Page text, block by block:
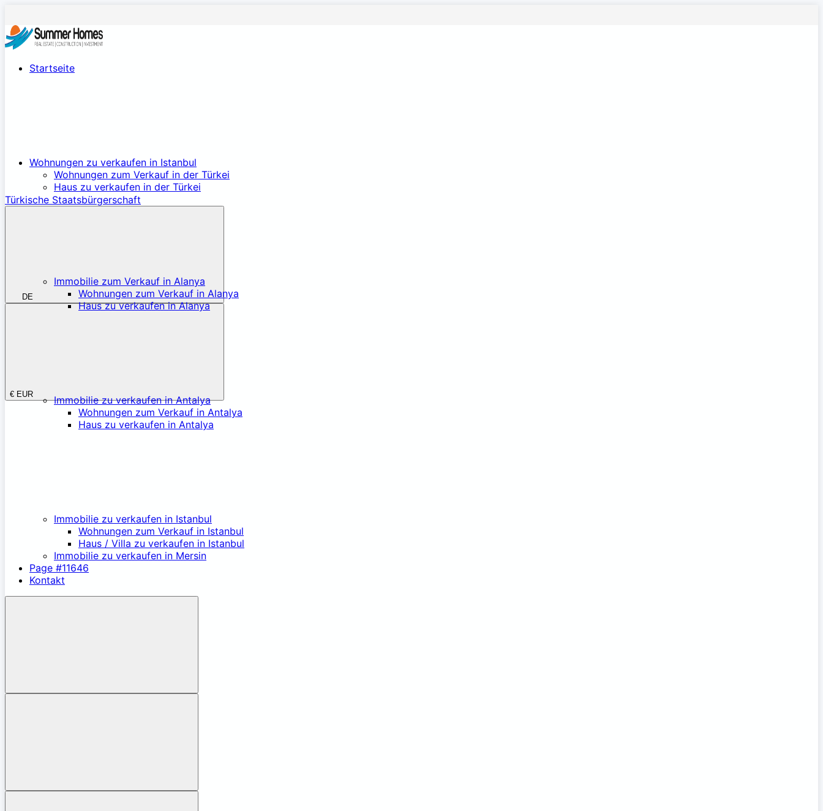
Türkische Staatsbürgerschaft
DE
€ EUR
Startseite
Wohnungen zu verkaufen in Istanbul
Wohnungen zum Verkauf in der Türkei
Haus zu verkaufen in der Türkei
Immobilie zum Verkauf in Alanya
Wohnungen zum Verkauf in Alanya
Haus zu verkaufen in Alanya
Immobilie zu verkaufen in Antalya
Wohnungen zum Verkauf in Antalya
Haus zu verkaufen in Antalya
Immobilie zu verkaufen in Istanbul
Wohnungen zum Verkauf in Istanbul
Haus / Villa zu verkaufen in Istanbul
Immobilie zu verkaufen in Mersin
Page #11646
Kontakt